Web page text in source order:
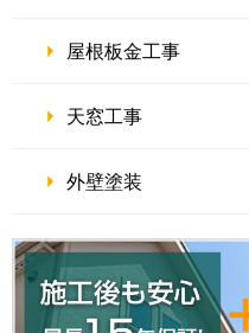
屋根板金工事
天窓工事
外壁塗装